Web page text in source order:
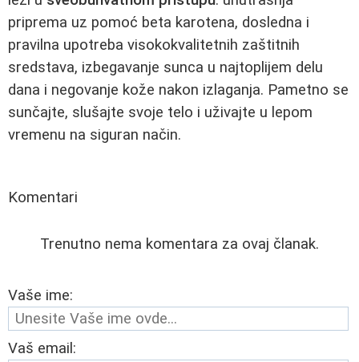
priprema uz pomoć beta karotena, dosledna i
pravilna upotreba visokokvalitetnih zaštitnih
sredstava, izbegavanje sunca u najtoplijem delu
dana i negovanje kože nakon izlaganja. Pametno se
sunčajte, slušajte svoje telo i uživajte u lepom
vremenu na siguran način.
Komentari
Trenutno nema komentara za ovaj članak.
Vaše ime:
Vaš email: